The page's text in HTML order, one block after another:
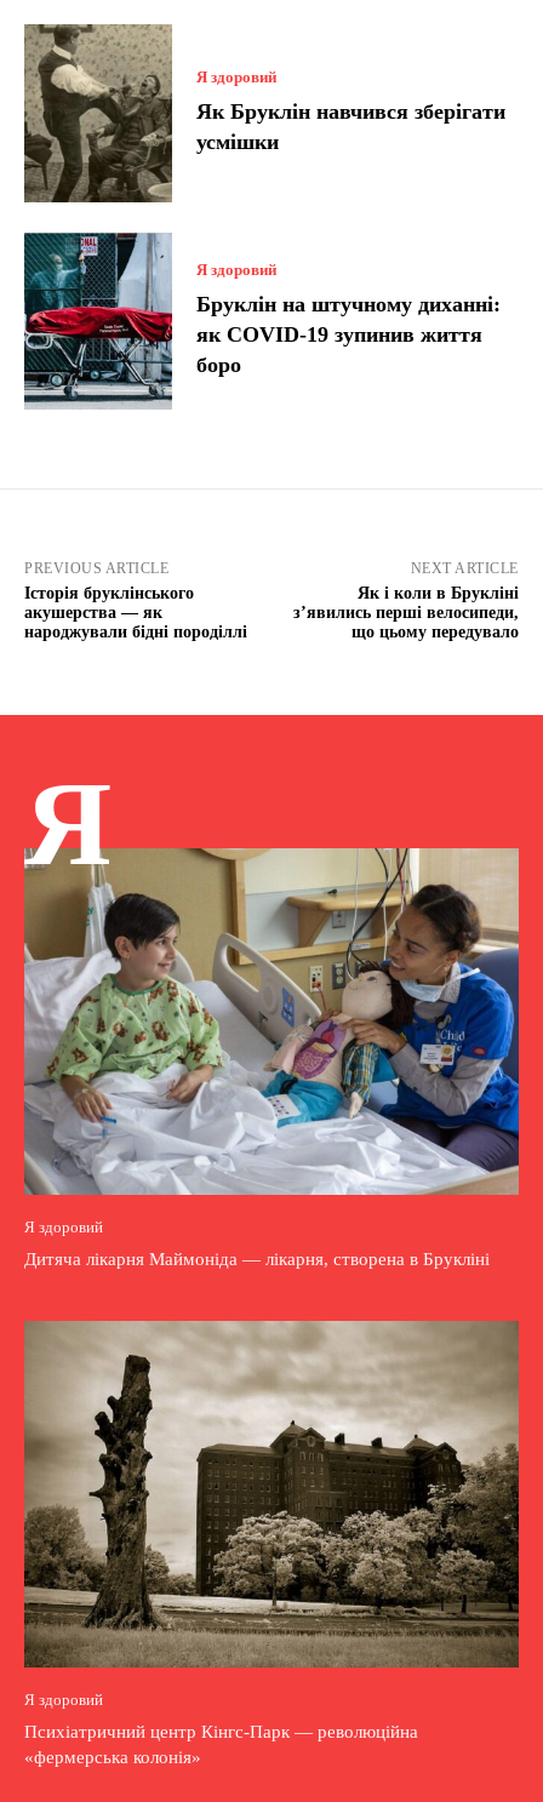
Я здоровий
Як Бруклін навчився зберігати
усмішки
Я здоровий
Бруклін на штучному диханні:
як COVID-19 зупинив життя
боро
PREVIOUS ARTICLE
Історія бруклінського
акушерства — як
народжували бідні породіллі
NEXT ARTICLE
Як і коли в Брукліні
з’явились перші велосипеди,
що цьому передувало
Я
Я здоровий
Дитяча лікарня Маймоніда — лікарня, створена в Брукліні
Я здоровий
Психіатричний центр Кінгс-Парк — революційна
«фермерська колонія»